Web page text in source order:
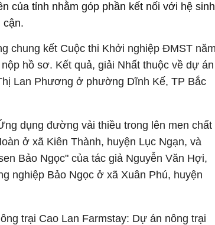
của tỉnh nhằm góp phần kết nối với hệ sinh
cận.
chung kết Cuộc thi Khởi nghiệp ĐMST năm
hồ sơ. Kết quả, giải Nhất thuộc về dự án
Lan Phương ở phường Dĩnh Kế, TP Bắc
dụng đường vải thiều trong lên men chất
ở xã Kiên Thành, huyện Lục Ngạn, và
Bảo Ngọc" của tác giả Nguyễn Văn Hợi,
nghiệp Bảo Ngọc ở xã Xuân Phú, huyện
trại Cao Lan Farmstay: Dự án nông trại